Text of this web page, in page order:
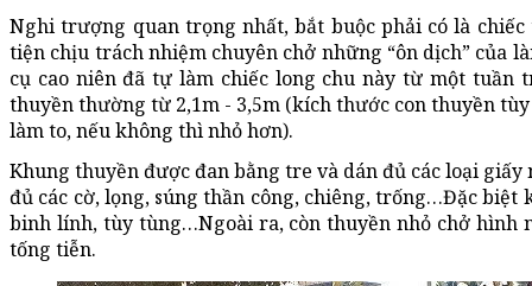
Nghi trượng quan trọng nhất, bắt buộc phải có là
tiện chịu trách nhiệm chuyên chở những “ôn dịch” của
cụ cao niên đã tự làm chiếc long chu này từ một tuần
thuyền thường từ 2,1m - 3,5m (kích thước con thuyền
làm to, nếu không thì nhỏ hơn).
Khung thuyền được đan bằng tre và dán đủ các loại
đủ các cờ, lọng, súng thần công, chiêng, trống…Đặc biệt
binh lính, tùy tùng…Ngoài ra, còn thuyền nhỏ chở hình
tống tiễn.